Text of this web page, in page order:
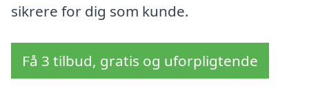
sikrere for dig som kunde.
Få 3 tilbud, gratis og uforpligtende